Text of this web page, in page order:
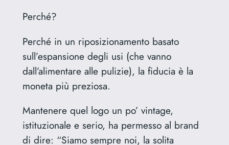
Perché?
Perché in un riposizionamento basato
sull’espansione degli usi (che vanno
dall’alimentare alle pulizie), la fiducia è la
moneta più preziosa.
Mantenere quel logo un po’ vintage,
istituzionale e serio, ha permesso al brand
di dire: “Siamo sempre noi, la solita